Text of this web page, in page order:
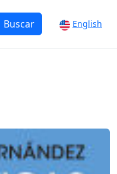
Buscar English